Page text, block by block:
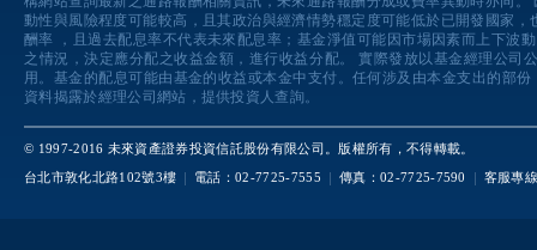
動性與風險程度可能較高，且其政治與經濟情勢穩定度可能低於已開發國家
酬率 ，且過去配息率不代表未來配息率；基金淨值可能因市場因素而上下波
之情況，決定應分配之收益金額，進行收益分配。 實際發放以基金經理公
用。基金的配息可能由基金的收益或本金中支付。任何涉及由本金支出的部
資料揭露於經理公司網站，提供投資人查詢。
© 1997-2016 未來資產證券投資信託股份有限公司。版權所有，不得轉載。
台北市敦化北路102號3樓
電話：02-7725-7555 傳真：02-7725-7590 客服專